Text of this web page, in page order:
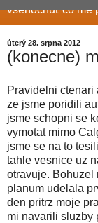
vsehochuť co me
úterý 28. srpna 2012
(konecne)
Pravidelni ctenari
ze jsme poridili
jsme schopni se
vymotat mimo
jsme se na to
tahle vesnice uz
otravuje. Bohuzel
planum udelala
den pritrz moje
mi navarili sluzby